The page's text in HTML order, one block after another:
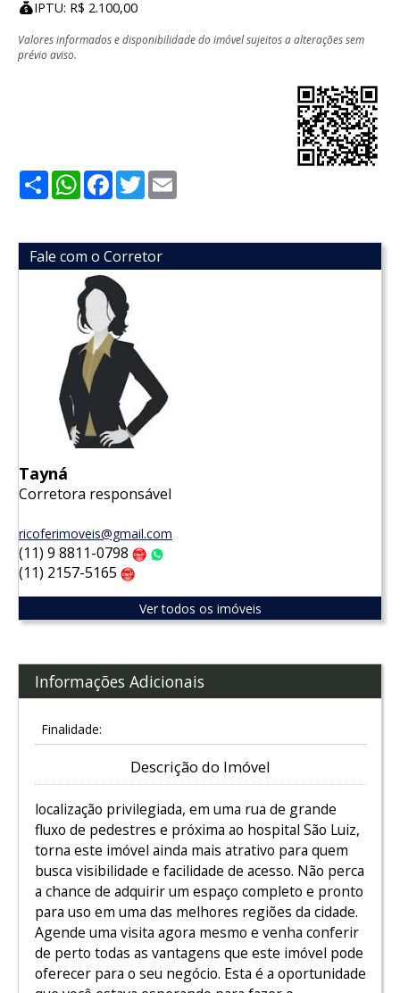
IPTU: R$ 2.100,00
Valores informados e disponibilidade do imóvel sujeitos a alterações sem
prévio aviso.
ShareWhatsApp
Facebook
Twitter
Fale com o Corretor
Tayná
Corretora responsável
ricoferimoveis@gmail.com
(11) 9 8811-0798 Claro
(11) 2157-5165
Ver todos os imóveis
Informações Adicionais
Finalidade:
Descrição do Imóvel
localização privilegiada, em uma rua de grande
fluxo de pedestres e próxima ao hospital São Luiz,
torna este imóvel ainda mais atrativo para quem
busca visibilidade e facilidade de acesso. Não perca
a chance de adquirir um espaço completo e pronto
para uso em uma das melhores regiões da cidade.
Agende uma visita agora mesmo e venha conferir
de perto todas as vantagens que este imóvel pode
oferecer para o seu negócio. Esta é a oportunidade